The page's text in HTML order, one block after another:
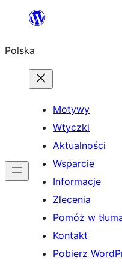
Przejdź
treści
Polska
Motywy
Wtyczki
Aktualności
Wsparcie
Informacje
Zlecenia
Pomóż w
Kontakt
Pobierz